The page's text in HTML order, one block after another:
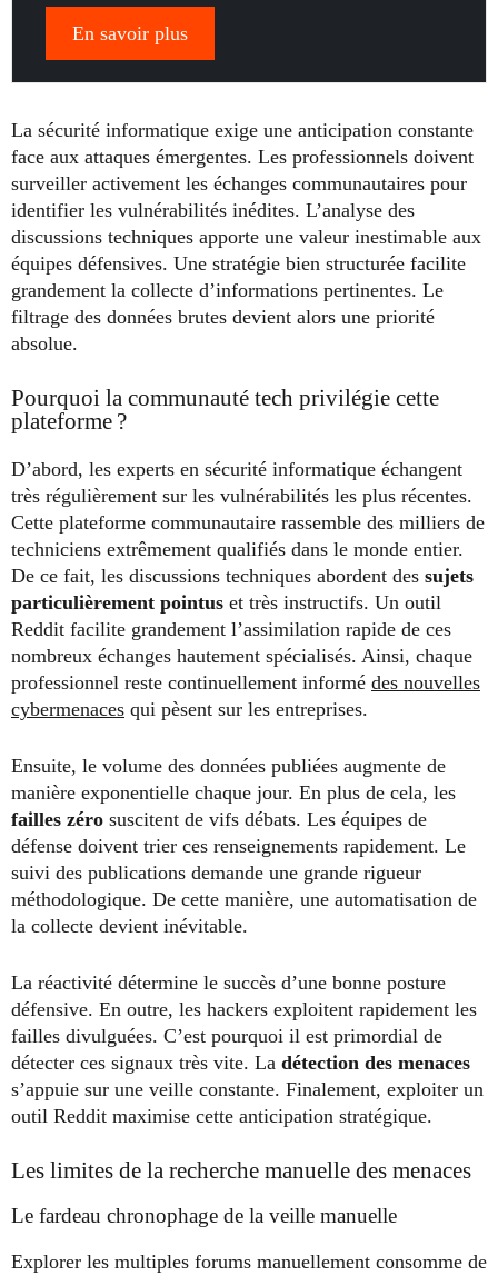
En savoir plus
La sécurité informatique exige une anticipation constante
face aux attaques émergentes. Les professionnels doivent
surveiller activement les échanges communautaires pour
identifier les vulnérabilités inédites. L’analyse des
discussions techniques apporte une valeur inestimable aux
équipes défensives. Une stratégie bien structurée facilite
grandement la collecte d’informations pertinentes. Le
filtrage des données brutes devient alors une priorité
absolue.
Pourquoi la communauté tech privilégie cette
plateforme ?
D’abord, les experts en sécurité informatique échangent
très régulièrement sur les vulnérabilités les plus récentes.
Cette plateforme communautaire rassemble des milliers de
techniciens extrêmement qualifiés dans le monde entier.
De ce fait, les discussions techniques abordent des sujets
particulièrement pointus et très instructifs. Un outil
Reddit facilite grandement l’assimilation rapide de ces
nombreux échanges hautement spécialisés. Ainsi, chaque
professionnel reste continuellement informé des nouvelles
cybermenaces qui pèsent sur les entreprises.
Ensuite, le volume des données publiées augmente de
manière exponentielle chaque jour. En plus de cela, les
failles zéro suscitent de vifs débats. Les équipes de
défense doivent trier ces renseignements rapidement. Le
suivi des publications demande une grande rigueur
méthodologique. De cette manière, une automatisation de
la collecte devient inévitable.
La réactivité détermine le succès d’une bonne posture
défensive. En outre, les hackers exploitent rapidement les
failles divulguées. C’est pourquoi il est primordial de
détecter ces signaux très vite. La détection des menaces
s’appuie sur une veille constante. Finalement, exploiter un
outil Reddit maximise cette anticipation stratégique.
Les limites de la recherche manuelle des menaces
Le fardeau chronophage de la veille manuelle
Explorer les multiples forums manuellement consomme de